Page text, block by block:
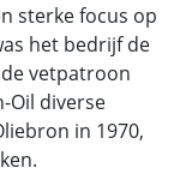
sterke focus op
het bedrijf de
vetpatroon
Oil diverse
in 1970,